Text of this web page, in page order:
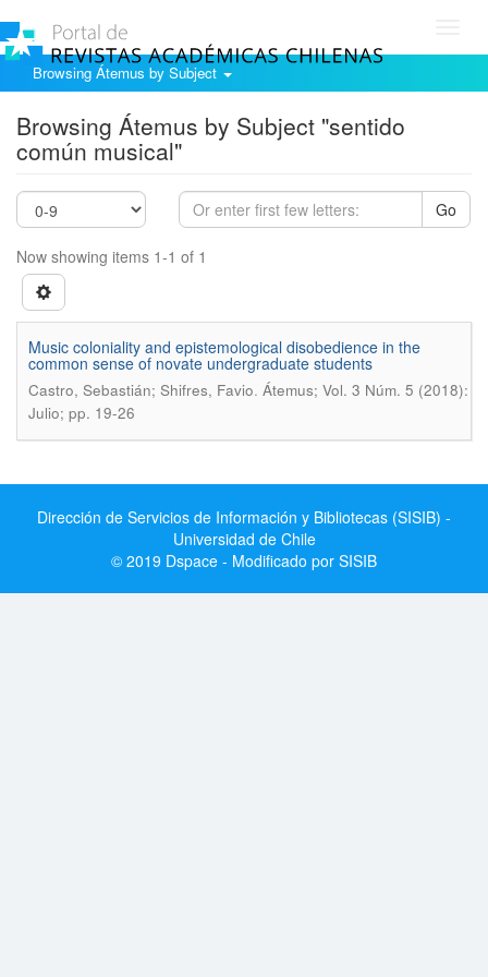
Browsing Átemus by Subject
Browsing Átemus by Subject "sentido
común musical"
Go
Now showing items 1-1 of 1
Music coloniality and epistemological disobedience in the
common sense of novate undergraduate students
Castro, Sebastián; Shifres, Favio. Átemus; Vol. 3 Núm. 5 (2018):
Julio; pp. 19-26
Dirección de Servicios de Información y Bibliotecas (SISIB) -
Universidad de Chile
© 2019 Dspace - Modificado por SISIB